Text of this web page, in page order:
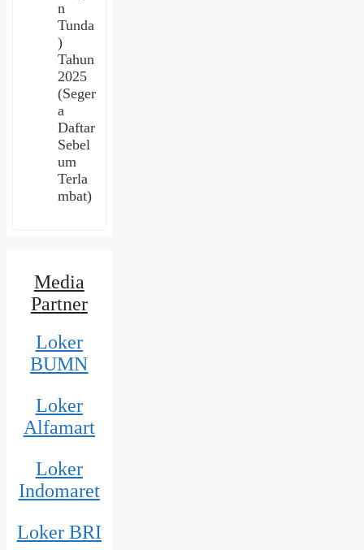
n
Tunda
)
Tahun
2025
(Seger
a
Daftar
Sebel
um
Terla
mbat)
Media
Partner
Loker
BUMN
Loker
Alfamart
Loker
Indomaret
Loker BRI